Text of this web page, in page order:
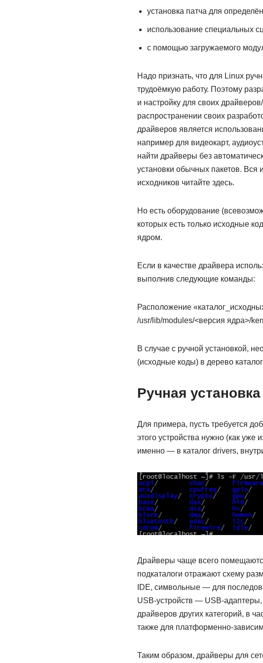
установка патча для
использование специальных
с помощью загружаемого
Надо признать, что для Linux
трудоёмкую работу. Поэтому
и настройку для своих
распространении своих
драйверов является
например для видеокарт,
найти драйверы без
установки обычных пакетов. Вся
исходников читайте здесь.
Но есть оборудование
которых есть только исходные
ядром.
Если в качестве драйвера
выполнив следующие команды:
Расположение
/usr/lib/modules/<версия ядра>/
В случае с ручной установкой,
(исходные коды) в дерево
Ручная
Для примера, пусть требуется
этого устройства нужно (как уже
именно — в каталог drivers,
Драйверы чаще всего
подкаталоги отражают схему
IDE, символьные — для
USB-устройств — USB-
драйверов других категорий, в
также для платформенно-
Таким образом, драйверы для